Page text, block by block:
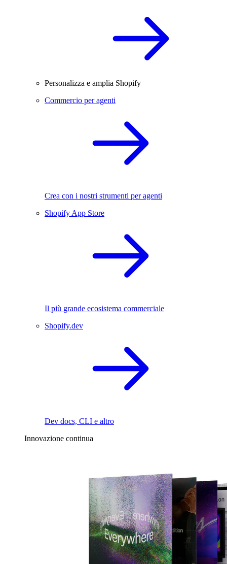
Personalizza e amplia Shopify
Commercio per agenti
Crea con i nostri strumenti per agenti
Shopify App Store
Il più grande ecosistema commerciale
Shopify.dev
Dev docs, CLI e altro
Innovazione continua